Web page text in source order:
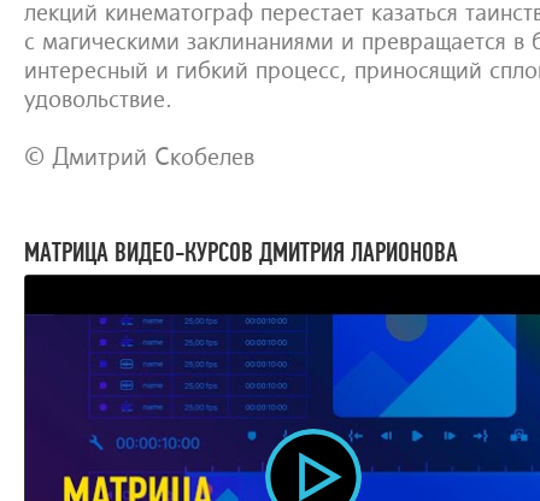
лекций кинематограф перестает казаться
с магическими заклинаниями и превращается в
интересный и гибкий процесс, приносящий
удовольствие.
© Дмитрий Скобелев
МАТРИЦА ВИДЕО-КУРСОВ ДМИТРИЯ ЛАРИОНОВА